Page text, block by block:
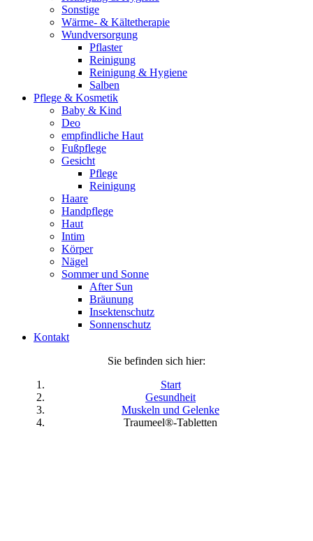
Sonstige
Wärme- & Kältetherapie
Wundversorgung
Pflaster
Reinigung
Reinigung & Hygiene
Salben
Pflege & Kosmetik
Baby & Kind
Deo
empfindliche Haut
Fußpflege
Gesicht
Pflege
Reinigung
Haare
Handpflege
Haut
Intim
Körper
Nägel
Sommer und Sonne
After Sun
Bräunung
Insektenschutz
Sonnenschutz
Kontakt
Sie befinden sich hier:
Start
Gesundheit
Muskeln und Gelenke
Traumeel®-Tabletten